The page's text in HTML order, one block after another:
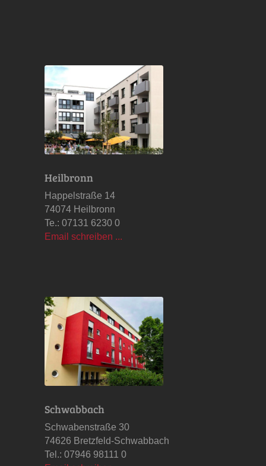
Heilbronn
Happelstraße 14
74074 Heilbronn
Te.: 07131 6230 0
Email schreiben ...
Schwabbach
Schwabenstraße 30
74626 Bretzfeld-Schwabbach
Tel.: 07946 98111 0